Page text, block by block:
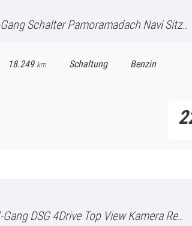
Pamoramadach Navi Sitzheizung Rückfahrkamera
18.249 km Schaltung Benzin
4Drive Top View Kamera Reserverad Navi FullLink